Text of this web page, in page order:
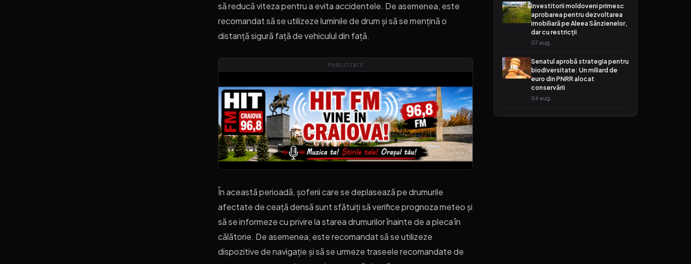
să reducă viteza pentru a evita accidentele. De asemenea, este
recomandat să se utilizeze luminile de drum și să se mențină o
distanță sigură față de vehiculul din față.
PUBLICITATE
În această perioadă, șoferii care se deplasează pe drumurile
afectate de ceață densă sunt sfătuiți să verifice prognoza meteo și
să se informeze cu privire la starea drumurilor înainte de a pleca în
călătorie. De asemenea, este recomandat să se utilizeze
dispozitive de navigație și să se urmeze traseele recomandate de
Investitorii moldoveni primesc
aprobarea pentru dezvoltarea
imobiliară pe Aleea Sânzienelor,
dar cu restricții
07 aug.
Senatul aprobă strategia pentru
biodiversitate: Un miliard de
euro din PNRR alocat
conservării
06 aug.